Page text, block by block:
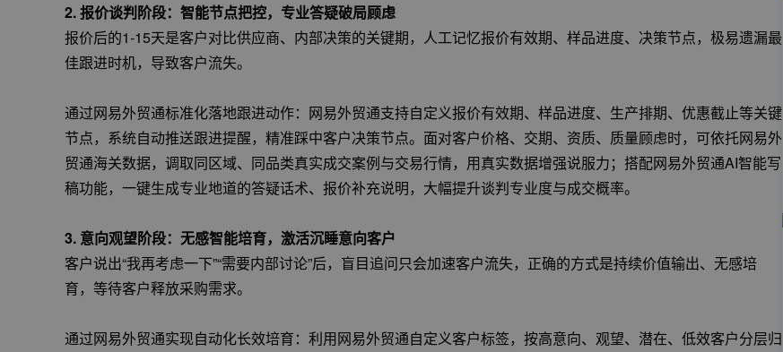
2. 报价谈判阶段：智能节点把控，专业答疑破局顾虑
报价后的1-15天是客户对比供应商、内部决策的关键期，人工记忆报价有效期、样品进度、决策节点，极易遗漏最
佳跟进时机，导致客户流失。
通过网易外贸通标准化落地跟进动作：网易外贸通支持自定义报价有效期、样品进度、生产排期、优惠截止等关键
节点，系统自动推送跟进提醒，精准踩中客户决策节点。面对客户价格、交期、资质、质量顾虑时，可依托网易外
贸通海关数据，调取同区域、同品类真实成交案例与交易行情，用真实数据增强说服力；搭配网易外贸通AI智能写
稿功能，一键生成专业地道的答疑话术、报价补充说明，大幅提升谈判专业度与成交概率。
3. 意向观望阶段：无感智能培育，激活沉睡意向客户
客户说出“我再考虑一下”“需要内部讨论”后，盲目追问只会加速客户流失，正确的方式是持续价值输出、无感培
育，等待客户释放采购需求。
通过网易外贸通实现自动化长效培育：利用网易外贸通自定义客户标签，按高意向、观望、潜在、低效客户分层归